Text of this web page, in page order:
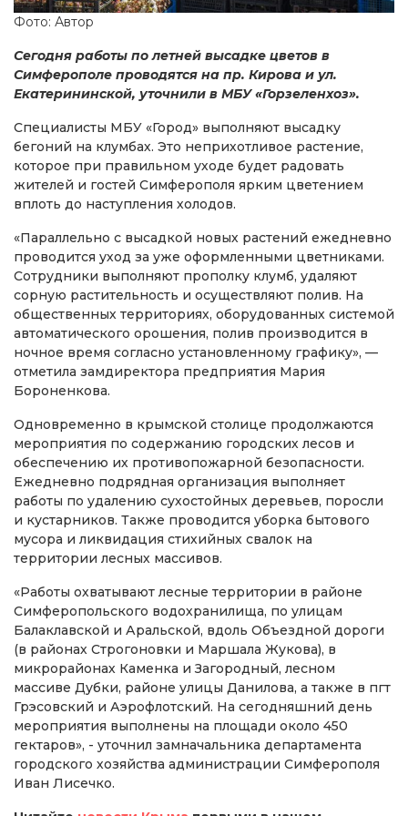
Фото: Автор
Сегодня работы по летней высадке цветов в
Симферополе проводятся на пр. Кирова и ул.
Екатерининской, уточнили в МБУ «Горзеленхоз».
Специалисты МБУ «Город» выполняют высадку
бегоний на клумбах. Это неприхотливое растение,
которое при правильном уходе будет радовать
жителей и гостей Симферополя ярким цветением
вплоть до наступления холодов.
«Параллельно с высадкой новых растений ежедневно
проводится уход за уже оформленными цветниками.
Сотрудники выполняют прополку клумб, удаляют
сорную растительность и осуществляют полив. На
общественных территориях, оборудованных системой
автоматического орошения, полив производится в
ночное время согласно установленному графику», —
отметила замдиректора предприятия Мария
Бороненкова.
Одновременно в крымской столице продолжаются
мероприятия по содержанию городских лесов и
обеспечению их противопожарной безопасности.
Ежедневно подрядная организация выполняет
работы по удалению сухостойных деревьев, поросли
и кустарников. Также проводится уборка бытового
мусора и ликвидация стихийных свалок на
территории лесных массивов.
«Работы охватывают лесные территории в районе
Симферопольского водохранилища, по улицам
Балаклавской и Аральской, вдоль Объездной дороги
(в районах Строгоновки и Маршала Жукова), в
микрорайонах Каменка и Загородный, лесном
массиве Дубки, районе улицы Данилова, а также в пгт
Грэсовский и Аэрофлотский. На сегодняшний день
мероприятия выполнены на площади около 450
гектаров», - уточнил замначальника департамента
городского хозяйства администрации Симферополя
Иван Лисечко.